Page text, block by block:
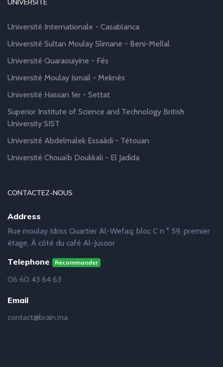
UNIVERSITÉ
Université Internationale - Casablanca
Université Sultan Moulay Slimane - Beni-Mellal
Université Quaraouiyine - Fès
Université Moulay Ismail - Meknès
Université Hassan 1er - Settat
Superior Institute of Science and Technology British
University SIST
Université Abdelmalek Essaâdi - Tétouan
Université Chouaïb Doukkali - El Jadida
CONTACTEZ-NOUS
Address
Rue moulay Idriss Quartier Al-Wefaq, bloc C n ° 59, premier
étage, À côté du café Al-Jusoor
Telephone Recommander
06 60 43 64 63
Email
contact@brain.ma